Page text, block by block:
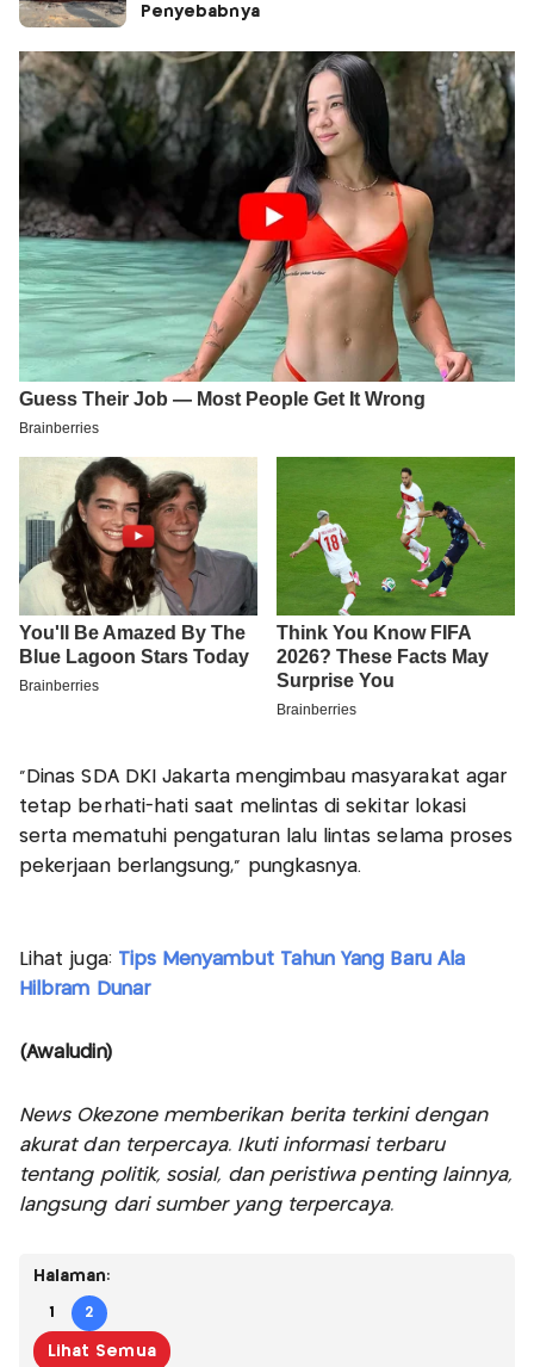
Penyebabnya
“Dinas SDA DKI Jakarta mengimbau masyarakat agar
tetap berhati-hati saat melintas di sekitar lokasi
serta mematuhi pengaturan lalu lintas selama proses
pekerjaan berlangsung,” pungkasnya.
Lihat juga: Tips Menyambut Tahun Yang Baru Ala
Hilbram Dunar
(Awaludin)
News Okezone memberikan berita terkini dengan
akurat dan terpercaya. Ikuti informasi terbaru
tentang politik, sosial, dan peristiwa penting lainnya,
langsung dari sumber yang terpercaya.
Halaman:
1 2
Lihat Semua